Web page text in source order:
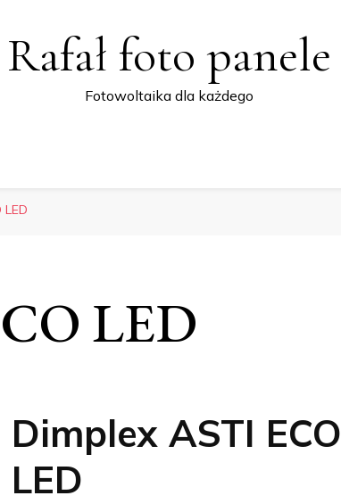
Rafał foto panele
Fotowoltaika dla każdego
LED
LED
Dimplex ASTI ECO
LED